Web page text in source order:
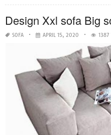
Design Xxl sofa Big
SOFA APRIL 15, 2020 1387